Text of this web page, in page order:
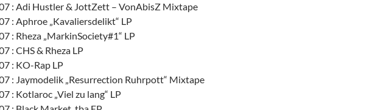
: Adi Hustler & JottZett – VonAbisZ Mixtape
: Aphroe „Kavaliersdelikt“ LP
: Rheza „MarkinSociety#1“ LP
: CHS & Rheza LP
: KO-Rap LP
: Jaymodelik „Resurrection Ruhrpott“ Mixtape
: Kotlaroc „Viel zu lang“ LP